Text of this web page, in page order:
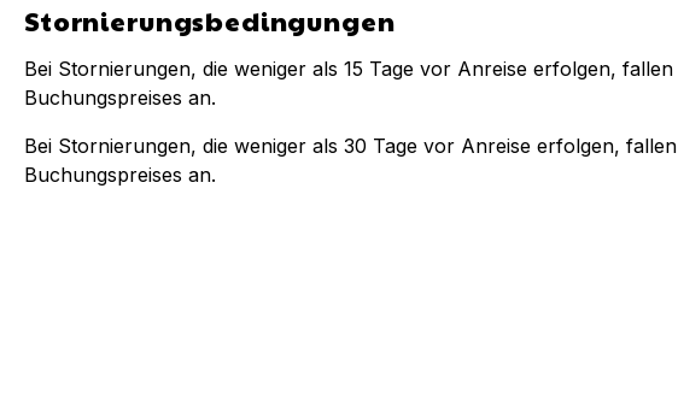
Stornierungsbedingungen
Bei Stornierungen, die weniger als 15 Tage vor Anreise erfolgen, fallen
Buchungspreises an.
Bei Stornierungen, die weniger als 30 Tage vor Anreise erfolgen, fallen
Buchungspreises an.